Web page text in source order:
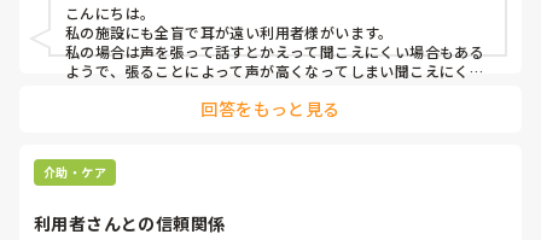
よろしくお願いします。
こんにちは。
私の施設にも全盲で耳が遠い利用者様がいます。
私の場合は声を張って話すとかえって聞こえにくい場合もある
ようで、張ることによって声が高くなってしまい聞こえにくい
回答をもっと見る
介助・ケア
利用者さんとの信頼関係